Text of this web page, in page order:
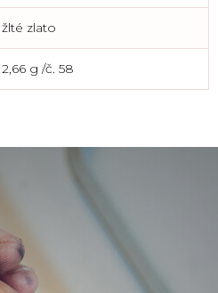
žlté zlato
2,66 g /č. 58